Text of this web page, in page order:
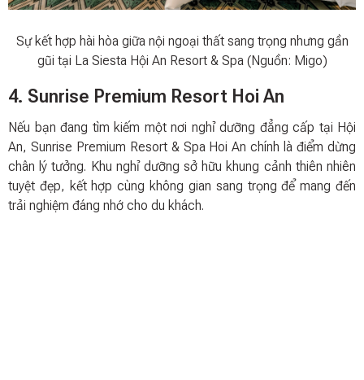
Sự kết hợp hài hòa giữa nội ngoại thất sang trọng nhưng gần
gũi tại La Siesta Hội An Resort & Spa (Nguồn: Migo)
4. Sunrise Premium Resort Hoi An
Nếu bạn đang tìm kiếm một nơi nghỉ dưỡng đẳng cấp tại Hội
An, Sunrise Premium Resort & Spa Hoi An chính là điểm dừng
chân lý tưởng. Khu nghỉ dưỡng sở hữu khung cảnh thiên nhiên
tuyệt đẹp, kết hợp cùng không gian sang trọng để mang đến
trải nghiệm đáng nhớ cho du khách.